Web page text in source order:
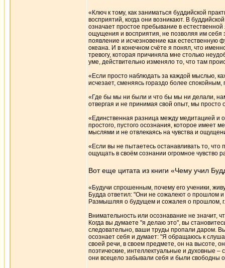
«Ключ к тому, как заниматься буддийской
восприятий, когда они возникают. В
означает простое пребывание в
ощущения и восприятия, не позволяя им себя
появление и исчезновение как естественную
океана. И в конечном счёте я понял, что
тревогу, которая причиняла мне столько
уме, действительно изменяло то, что там
«Если просто наблюдать за каждой мыслью,
исчезает, сменяясь гораздо более
«Где бы мы ни были и что бы мы ни делали,
отвергая и не принимая свой опыт, мы просто
«Единственная разница между медитацией
простого, пустого осознания, которое имеет
мыслями и не отвлекаясь на чувства и
«Если вы не пытаетесь останавливать то,
ощущать в своём сознании огромное чувство
Вот еще цитата из книги «Чему учил
«Будучи спрошенным, почему его ученики,
Будда ответил: "Они не сожалеют о прошлом
Размышляя о будущем и сожалея о прошлом,
Внимательность или осознавание не значит,
Когда вы думаете "я делаю это", вы
следовательно, ваши труды пропали даром.
осознает себя и думает: "Я обращаюсь к
своей речи, в своем предмете, он на высоте,
поэтические, интеллектуальные и духовные –
они всецело забывали себя и были свободны